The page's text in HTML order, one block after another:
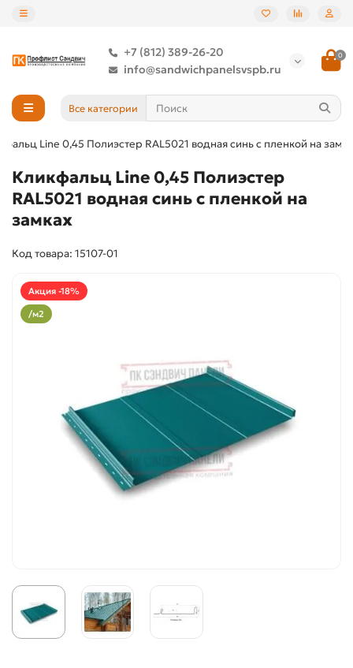
+7 (812) 389-26-20
info@sandwichpanelsvspb.ru
0
Все категории
Line 0,45 Полиэстер RAL5021 водная синь с пленкой на
Кликфальц Line 0,45 Полиэстер
RAL5021 водная синь с пленкой на
замках
Код товара: 15107-01
Акция -18%
/м2